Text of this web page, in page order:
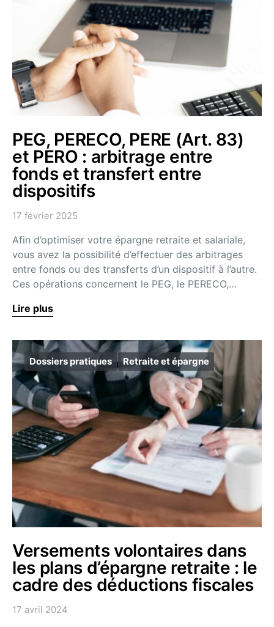
PEG, PERECO, PERE (Art. 83)
et PERO : arbitrage entre
fonds et transfert entre
dispositifs
17 février 2025
Afin d’optimiser votre épargne retraite et salariale,
vous avez la possibilité d’effectuer des arbitrages
entre fonds ou des transferts d’un dispositif à l’autre.
Ces opérations concernent le PEG, le PERECO,…
Lire plus
Dossiers pratiques Retraite et épargne
Versements volontaires dans
les plans d’épargne retraite : le
cadre des déductions fiscales
17 avril 2024